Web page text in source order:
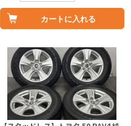
カートに入れる